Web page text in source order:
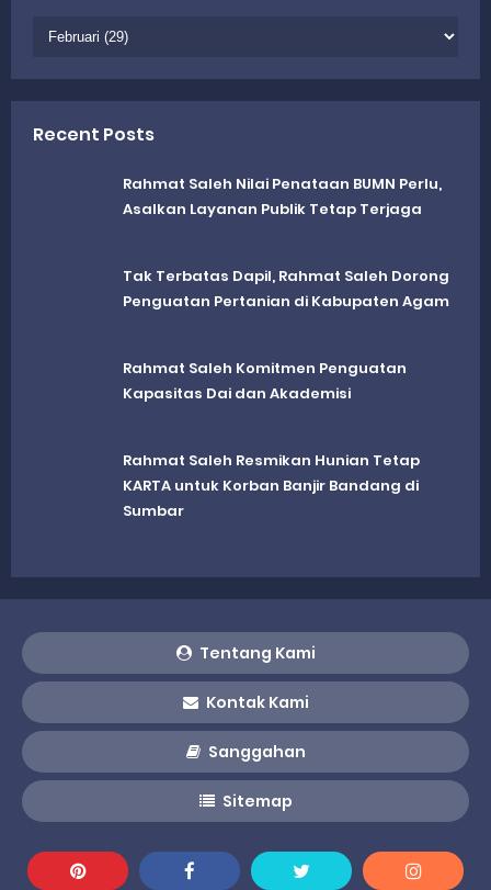
Recent Posts
Rahmat Saleh Nilai Penataan BUMN Perlu,
Asalkan Layanan Publik Tetap Terjaga
Tak Terbatas Dapil, Rahmat Saleh Dorong
Penguatan Pertanian di Kabupaten Agam
Rahmat Saleh Komitmen Penguatan
Kapasitas Dai dan Akademisi
Rahmat Saleh Resmikan Hunian Tetap
KARTA untuk Korban Banjir Bandang di
Sumbar
Tentang Kami
Kontak Kami
Sanggahan
Sitemap